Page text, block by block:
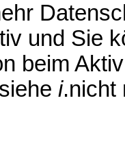
und Sie
beim
i.nicht